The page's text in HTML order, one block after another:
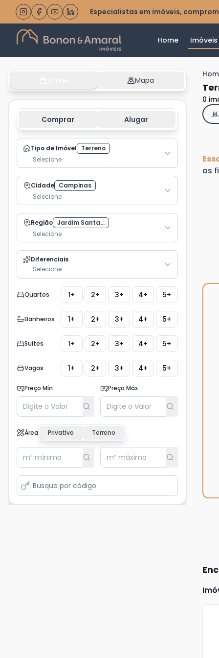
Especialistas em imóveis,
Home Imóveis
Mapa
Comprar Alugar
Tipo de Imóvel
Terreno
Selecione
Cidade Campinas
Selecione
Região Jardim Santa...
Selecione
Diferenciais
Selecione
Quartos 1+ 2+ 3+ 4+ 5+
Banheiros 1+ 2+ 3+ 4+ 5+
Suítes 1+ 2+ 3+ 4+ 5+
Vagas 1+ 2+ 3+ 4+ 5+
Preço Mín. Preço Máx.
Área Privativo Terreno
0
os